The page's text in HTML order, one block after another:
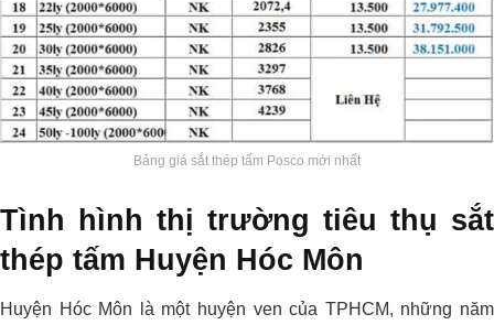
Bảng giá sắt thép tấm Posco mới nhất
Tình hình thị trường tiêu thụ sắt
thép tấm Huyện Hóc Môn
Huyện Hóc Môn là một huyện ven của TPHCM, những năm